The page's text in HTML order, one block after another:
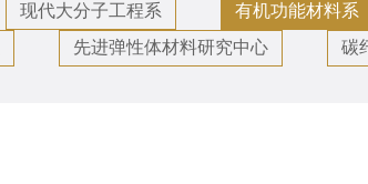
现代大分子工程系 有机功能材料系
先进弹性体材料研究中心 碳